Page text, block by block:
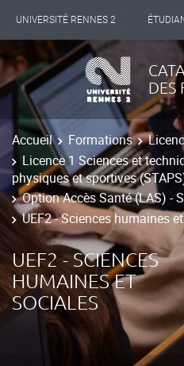
UNIVERSITÉ RENNES 2
INTERNATIONAL
LES NOUVELLES DE RENNES 2
DES
Accueil Formations
Licence 1 Sciences et
physiques et sportives
Option Accès Santé (LAS) -
UEF2 - Sciences humaines
UEF2 - SCIENCES
HUMAINES ET
SOCIALES